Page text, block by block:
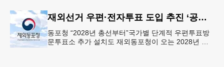
재외선거 우편·전자투표 도입 추진 ‘공식화’
동포청 “2028년 총선부터”국가별 단계적 우편투표방
문투표소 추가 설치도 재외동포청이 오는 2028년 재